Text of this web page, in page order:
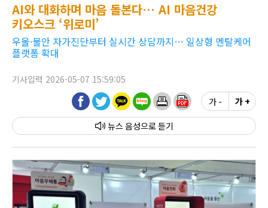
AI와 대화하며 마음 돌본다… AI 마음건강
키오스크 ‘위로미’
우울·불안 자가진단부터 실시간 상담까지… 일상형 멘탈케어
플랫폼 확대
기사입력 2026-05-07 15:59:05
뉴스 음성
가 - 가 +